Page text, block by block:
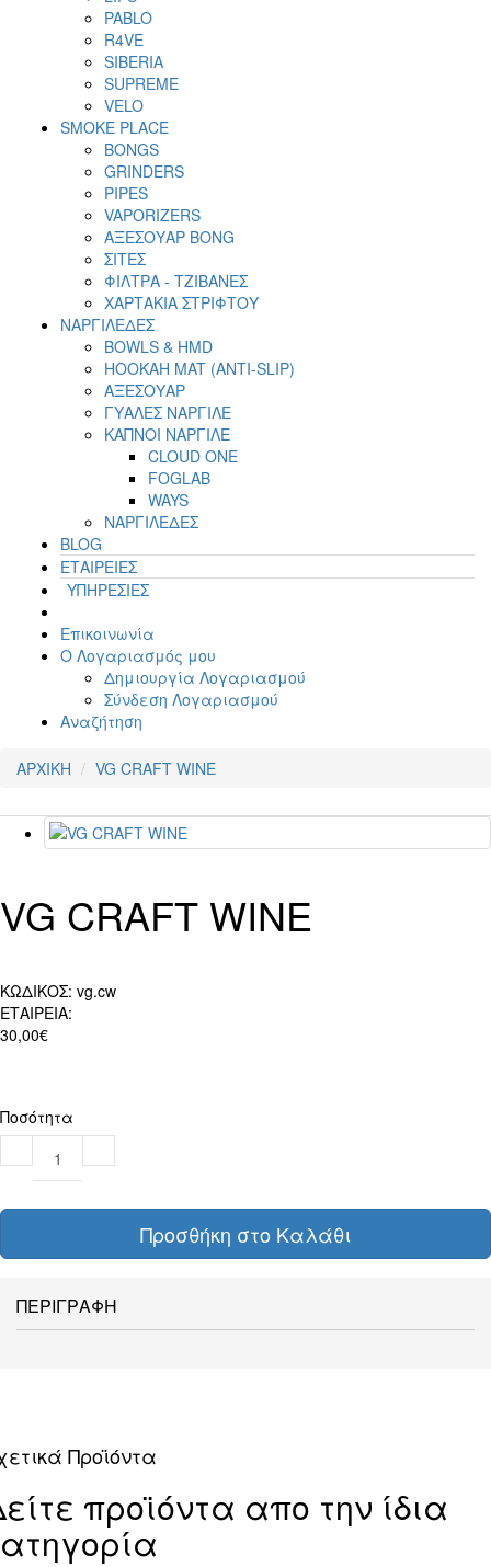
PABLO
R4VE
SIBERIA
SUPREME
VELO
SMOKE PLACE
BONGS
GRINDERS
PIPES
VAPORIZERS
ΑΞΕΣΟΥΑΡ BONG
ΣΙΤΕΣ
ΦΙΛΤΡΑ - ΤΖΙΒΑΝΕΣ
ΧΑΡΤΑΚΙΑ ΣΤΡΙΦΤΟΥ
ΝΑΡΓΙΛΕΔΕΣ
BOWLS & HMD
HOOKAH MAT (ANTI-SLIP)
ΑΞΕΣΟΥΑΡ
ΓΥΑΛΕΣ ΝΑΡΓΙΛΕ
ΚΑΠΝΟΙ ΝΑΡΓΙΛΕ
CLOUD ONE
FOGLAB
WAYS
ΝΑΡΓΙΛΕΔΕΣ
BLOG
ΕΤΑΙΡΕΙΕΣ
ΥΠΗΡΕΣΙΕΣ
Επικοινωνία
Ο Λογαριασμός μου
Δημιουργία Λογαριασμού
Σύνδεση Λογαριασμού
Αναζήτηση
ΑΡΧΙΚΗ VG CRAFT WINE
VG CRAFT WINE
ΚΩΔΙΚΟΣ: vg.cw
ΕΤΑΙΡΕΙΑ:
30,00€
Ποσότητα
Προσθήκη στο Καλάθι
ΠΕΡΙΓΡΑΦΗ
Προϊόντα
προϊόντα απο την ίδια